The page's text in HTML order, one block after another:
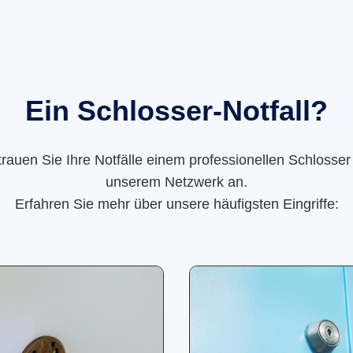
Ein Schlosser-Notfall?
Sie Ihre Notfälle einem professionellen
unserem Netzwerk an.
Erfahren Sie mehr über unsere häufigsten Eingriffe: